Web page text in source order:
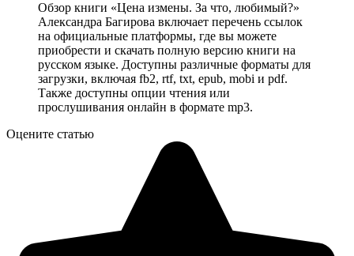
Обзор книги «Цена измены. За что, любимый?»
Александра Багирова включает перечень ссылок
на официальные платформы, где вы можете
приобрести и скачать полную версию книги на
русском языке. Доступны различные форматы для
загрузки, включая fb2, rtf, txt, epub, mobi и pdf.
Также доступны опции чтения или
прослушивания онлайн в формате mp3.
Оцените статью